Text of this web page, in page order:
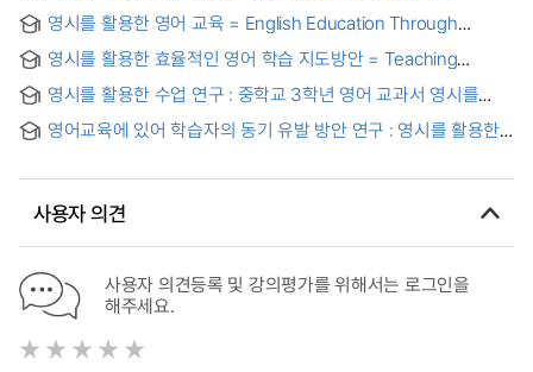
영시를 활용한 영어 교육 = English Education Through
영시를 활용한 효율적인 영어 학습 지도방안 = Teaching
영시를 활용한 수업 연구 : 중학교 3학년 영어 교과서 영시를
school English class
영어교육에 있어 학습자의 동기 유발 방안 연구 : 영시를 활용한
사용자 의견
사용자 의견등록 및 강의평가를 위해서는 로그인을
해주세요.